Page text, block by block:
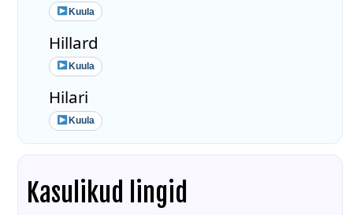
Kuula
Hillard
Kuula
Hilari
Kuula
Kasulikud lingid